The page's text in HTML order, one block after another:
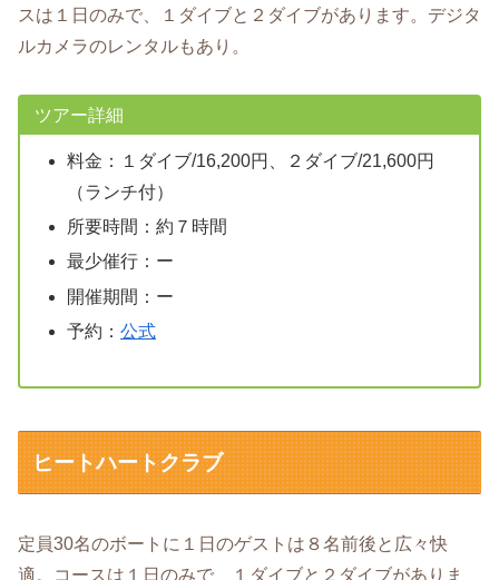
スは１日のみで、１ダイブと２ダイブがあります。デジタ
ルカメラのレンタルもあり。
ツアー詳細
料金：１ダイブ/16,200円、２ダイブ/21,600円
（ランチ付）
所要時間：約７時間
最少催行：ー
開催期間：ー
予約： 公式
ヒートハートクラブ
定員30名のボートに１日のゲストは８名前後と広々快
適。コースは１日のみで、１ダイブと２ダイブがありま